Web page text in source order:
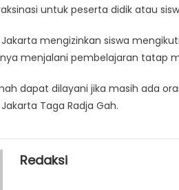
untuk peserta didik atau
Jakarta mengizinkan siswa
menjalani pembelajaran tatap
dapat dilayani jika masih ada
Taga Radja Gah.
Redaksi